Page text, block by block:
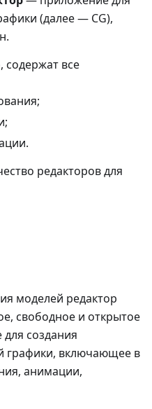
(далее — CG),
содержат все
редакторов для
моделей редактор
свободное и открытое
создания
графики, включающее в
анимации,